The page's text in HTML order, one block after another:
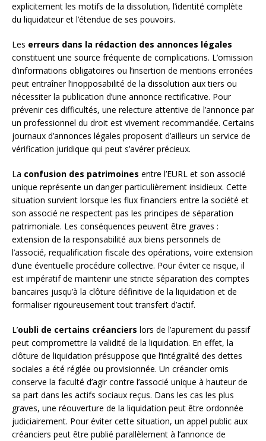
explicitement les motifs de la dissolution, l’identité complète
du liquidateur et l’étendue de ses pouvoirs.
Les erreurs dans la rédaction des annonces légales
constituent une source fréquente de complications. L’omission
d’informations obligatoires ou l’insertion de mentions erronées
peut entraîner l’inopposabilité de la dissolution aux tiers ou
nécessiter la publication d’une annonce rectificative. Pour
prévenir ces difficultés, une relecture attentive de l’annonce par
un professionnel du droit est vivement recommandée. Certains
journaux d’annonces légales proposent d’ailleurs un service de
vérification juridique qui peut s’avérer précieux.
La confusion des patrimoines entre l’EURL et son associé
unique représente un danger particulièrement insidieux. Cette
situation survient lorsque les flux financiers entre la société et
son associé ne respectent pas les principes de séparation
patrimoniale. Les conséquences peuvent être graves :
extension de la responsabilité aux biens personnels de
l’associé, requalification fiscale des opérations, voire extension
d’une éventuelle procédure collective. Pour éviter ce risque, il
est impératif de maintenir une stricte séparation des comptes
bancaires jusqu’à la clôture définitive de la liquidation et de
formaliser rigoureusement tout transfert d’actif.
L’oubli de certains créanciers lors de l’apurement du passif
peut compromettre la validité de la liquidation. En effet, la
clôture de liquidation présuppose que l’intégralité des dettes
sociales a été réglée ou provisionnée. Un créancier omis
conserve la faculté d’agir contre l’associé unique à hauteur de
sa part dans les actifs sociaux reçus. Dans les cas les plus
graves, une réouverture de la liquidation peut être ordonnée
judiciairement. Pour éviter cette situation, un appel public aux
créanciers peut être publié parallèlement à l’annonce de